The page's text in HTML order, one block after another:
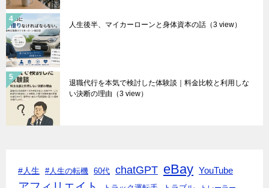
人生後半、マイカーローンと身体資本の話 （3 view）
退職代行を本気で検討した体験談｜料金比較と利用しな
い決断の理由 （3 view）
#人生 #人生の転機 60代 chatGPT eBay YouTube